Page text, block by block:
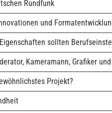
Rundfunk
und
sollten
Kameramann, Grafiker
Projekt?